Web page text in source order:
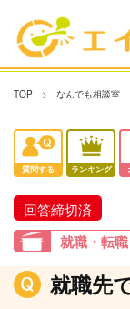
TOP なんでも相談室
質問する ランキング
回答締切済
就職・転
就職先